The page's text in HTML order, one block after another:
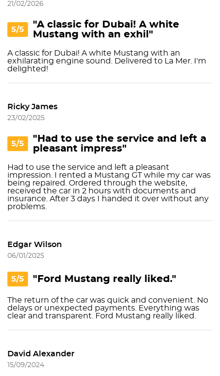
21/02/2026
5/5
"A classic for Dubai! A white
Mustang with an exhil"
A classic for Dubai! A white Mustang with an
exhilarating engine sound. Delivered to La Mer. I'm
delighted!
Ricky James
23/02/2025
5/5
"Had to use the service and left a
pleasant impress"
Had to use the service and left a pleasant
impression. I rented a Mustang GT while my car was
being repaired. Ordered through the website,
received the car in 2 hours with documents and
insurance. After 3 days I handed it over without any
problems.
Edgar Wilson
06/01/2025
5/5 "Ford Mustang really liked."
The return of the car was quick and convenient. No
delays or unexpected payments. Everything was
clear and transparent. Ford Mustang really liked.
David Alexander
15/09/2024